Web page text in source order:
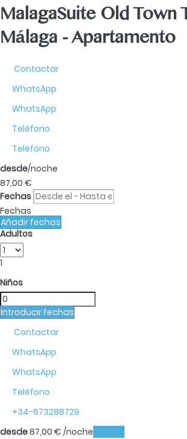
MalagaSuite Old Town
Málaga -Apartamento
Contactar
WhatsApp
WhatsApp
Teléfono
Teléfono
desde/noche
87,00 €
Fechas
Fechas
Añadir fechas
Adultos
1
Niños
Introducir fechas
Contactar
WhatsApp
WhatsApp
Teléfono
+34-673288729
desde87,00 € /noche